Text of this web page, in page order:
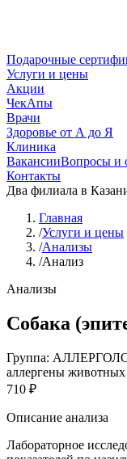
Подарочные
Услуги и цены
Акции
ЧекАпы
Врачи
Здоровье от А до Я
Клиника
ВакансииВопросы и
Контакты
Два филиала в
Главная
/Услуги и цены
/Анализы
/Анализ
Анализы
Собака
Группа:
аллергены
710 ₽
Описание анализа
Лабораторное